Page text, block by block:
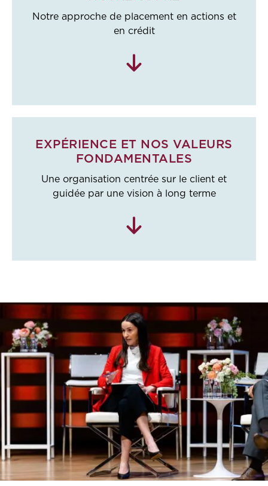
Notre approche de placement en actions et
en crédit
EXPÉRIENCE ET NOS VALEURS
FONDAMENTALES
Une organisation centrée sur le client et
guidée par une vision à long terme